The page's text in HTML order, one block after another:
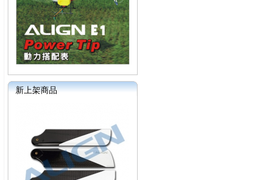
新上架商品